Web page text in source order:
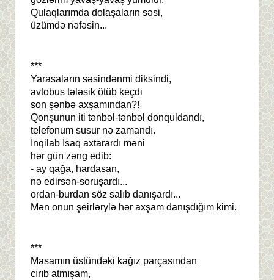
Qulaqlarımda dolaşaların səsi,
üzümdə nəfəsin...
***
Yarasaların səsindənmi diksindi,
avtobus tələsik ötüb keçdi
son şənbə axşamından?!
Qonşunun iti tənbəl-tənbəl donquldandı,
telefonum susur nə zamandı.
İnqilab İsaq axtarardı məni
hər gün zəng edib:
- ay qağa, hardasan,
nə edirsən-soruşardı...
ordan-burdan söz salıb danışardı...
Mən onun şeirlərylə hər axşam danışdığım kimi.
***
Masamın üstündəki kağız parçasından
cırıb atmışam,